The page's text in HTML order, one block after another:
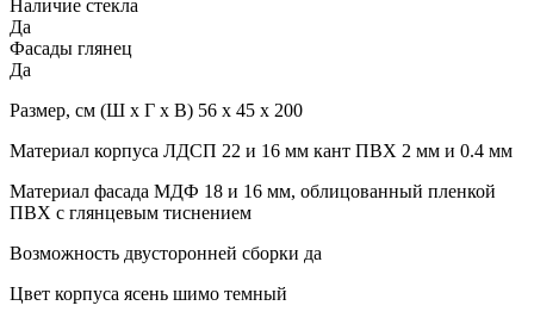
Наличие стекла
Да
Фасады глянец
Да
Размер, см (Ш х Г х В) 56 х 45 х 200
Материал корпуса ЛДСП 22 и 16 мм кант ПВХ 2 мм и 0.4 мм
Материал фасада МДФ 18 и 16 мм, облицованный пленкой
ПВХ с глянцевым тиснением
Возможность двусторонней сборки да
Цвет корпуса ясень шимо темный